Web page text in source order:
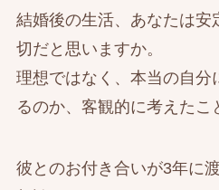
結婚後の生活、あなたは安
切だと思いますか。
理想ではなく、本当の自分
るのか、客観的に考えたこ
彼とのお付き合いが3年に